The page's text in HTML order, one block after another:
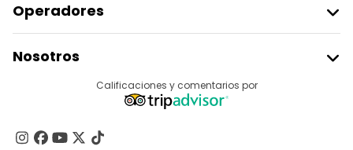
Operadores
Acceder Como Proveedor
Programa De Afiliados
Nosotros
Contacto
Calificaciones y comentarios por